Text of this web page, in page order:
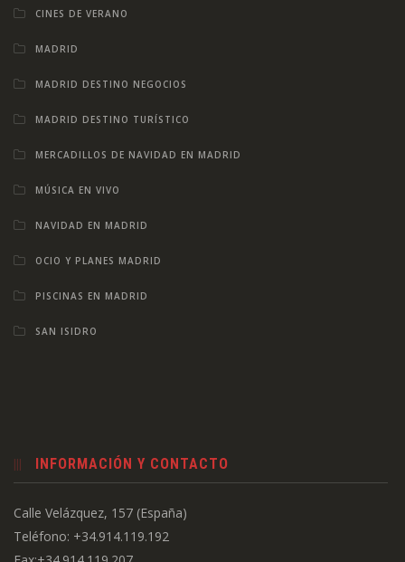
CINES DE VERANO
MADRID
MADRID DESTINO NEGOCIOS
MADRID DESTINO TURÍSTICO
MERCADILLOS DE NAVIDAD EN MADRID
MÚSICA EN VIVO
NAVIDAD EN MADRID
OCIO Y PLANES MADRID
PISCINAS EN MADRID
SAN ISIDRO
INFORMACIÓN Y CONTACTO
Calle Velázquez, 157 (España)
Teléfono: +34.914.119.192